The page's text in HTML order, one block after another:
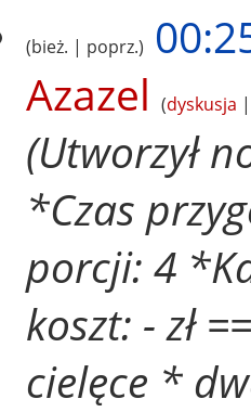
bież. poprz.
Azazel
dyskusja
Utworzył
*Czas
porcji: 4
koszt: - zł
cielęce *